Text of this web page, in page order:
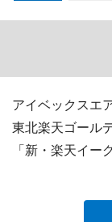
アイベックスエ
東北楽天ゴール
「新・楽天イー